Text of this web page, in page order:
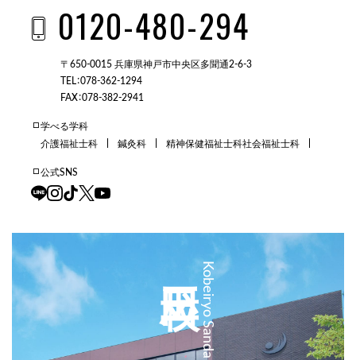
0120-480-294
〒650-0015 兵庫県神戸市中央区多聞通2-6-3
TEL：078-362-1294
FAX：078-382-2941
学べる学科
介護福祉士科
鍼灸科 精神保健福祉士科社会福祉士科
公式SNS
Kobeiryo Sanda